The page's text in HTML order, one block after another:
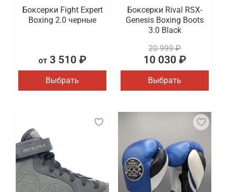
Боксерки Fight Expert
Boxing 2.0 черные
от3 510 ₽
Выбрать
Боксерки Rival RSX-
Genesis Boxing Boots
3.0 Black
20 999 ₽
10 030 ₽
Выбрать